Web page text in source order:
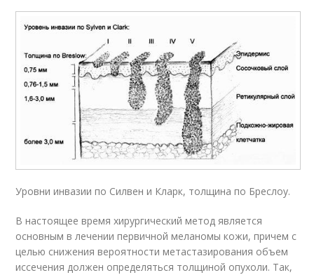
Уровни инвазии по Силвен и Кларк, толщина по Бреслоу.
В настоящее время хирургический метод является
основным в лечении первичной меланомы кожи, причем с
целью снижения вероятности метастазирования объем
иссечения должен определяться толщиной опухоли. Так,